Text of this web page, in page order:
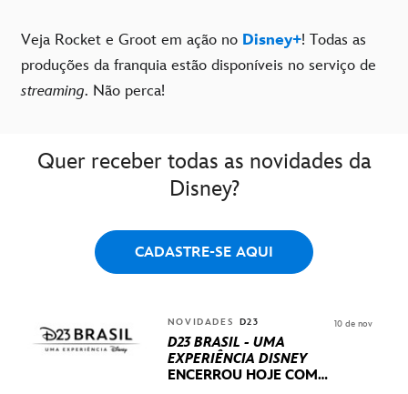
Veja Rocket e Groot em ação no Disney+! Todas as
produções da franquia estão disponíveis no serviço de
streaming. Não perca!
Quer receber todas as novidades da
Disney?
CADASTRE-SE AQUI
NOVIDADES D23
D23 BRASIL - UMA
EXPERIÊNCIA DISNEY
ENCERROU HOJE COM
10 de nov